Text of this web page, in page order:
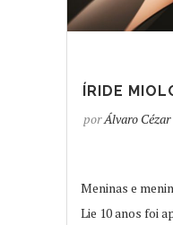
ÍRIDE
porÁlvaro
Meninas e
Lie 10 anos foi